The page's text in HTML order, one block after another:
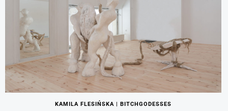
KAMILA FLESIŃSKA | BITCHGODESSES